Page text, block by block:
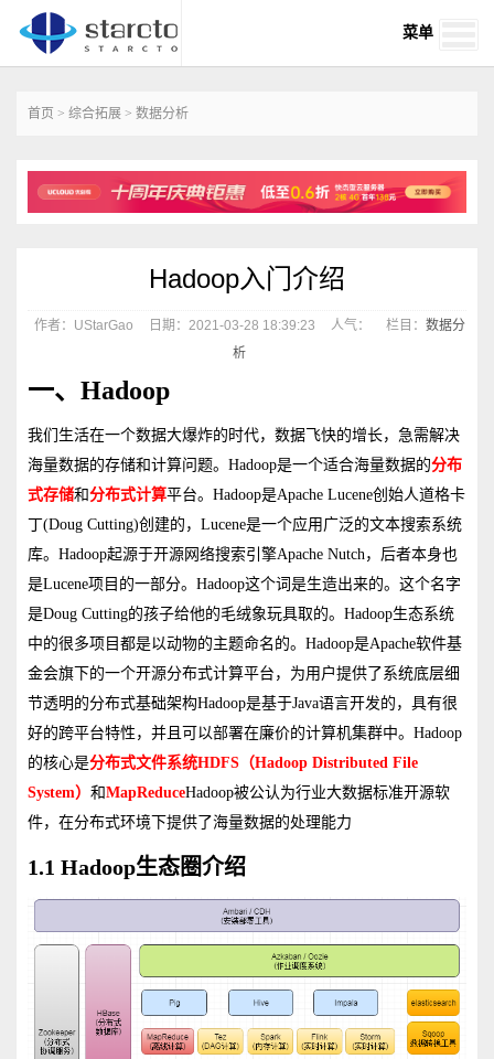
菜单
首页 > 综合拓展 > 数据分析
Hadoop入门介绍
作者：UStarGao 日期：2021-03-28 18:39:23 人气： 栏目： 数据分
析
一、Hadoop
我们生活在一个数据大爆炸的时代，数据飞快的增长，急需解决
海量数据的存储和计算问题。 Hadoop是一个适合海量数据的分布
式存储和分布式计算平台。 Hadoop是Apache Lucene创始人道格卡
丁(Doug Cutting)创建的， Lucene是一个应用广泛的文本搜索系统
库。 Hadoop起源于开源网络搜索引擎Apache Nutch，后者本身也
是Lucene项目的一部分。 Hadoop这个词是生造出来的。这个名字
是Doug Cutting的孩子给他的毛绒象玩具取的。 Hadoop生态系统
中的很多项目都是以动物的主题命名的。 Hadoop是Apache软件基
金会旗下的一个开源分布式计算平台，为用户提供了系统底层细
节透明的分布式基础架构Hadoop是基于Java语言开发的，具有很
好的跨平台特性，并且可以部署在廉价的计算机集群中。 Hadoop
的核心是分布式文件系统HDFS （Hadoop Distributed File
System） 和MapReduceHadoop被公认为行业大数据标准开源软
件，在分布式环境下提供了海量数据的处理能力
1.1 Hadoop生态圈介绍